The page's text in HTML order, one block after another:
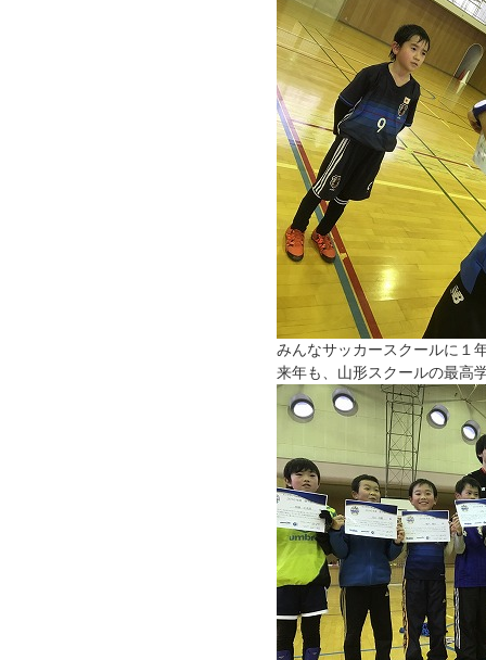
みんなサッカースクールに１
来年も、山形スクールの最高